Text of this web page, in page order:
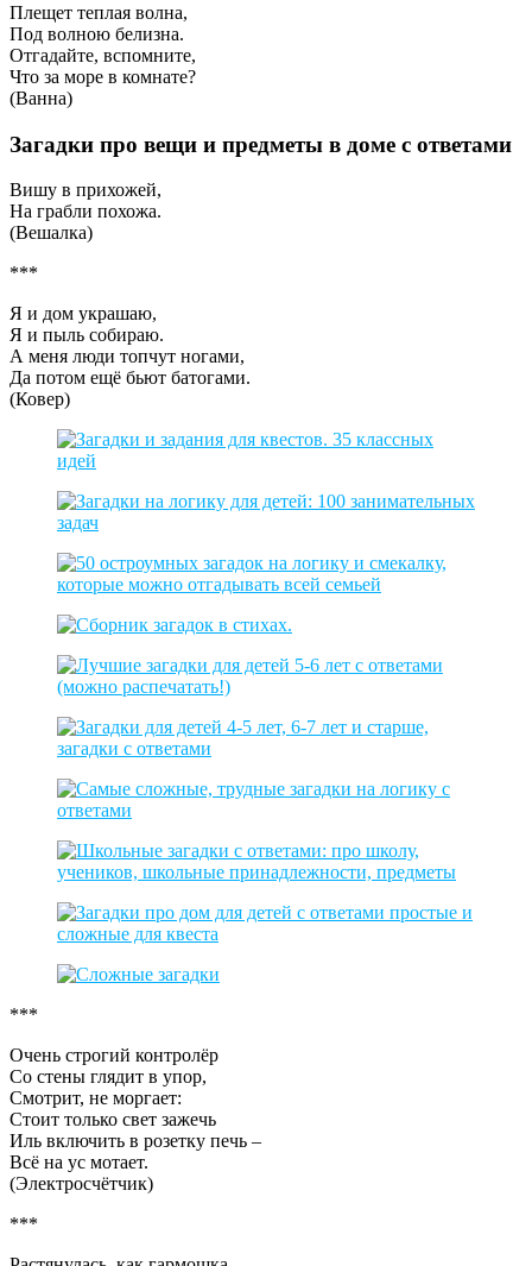
Плещет теплая волна,
Под волною белизна.
Отгадайте, вспомните,
Что за море в комнате?
(Ванна)
Загадки про вещи и предметы в доме с ответами
Вишу в прихожей,
На грабли похожа.
(Вешалка)
***
Я и дом украшаю,
Я и пыль собираю.
А меня люди топчут ногами,
Да потом ещё бьют батогами.
(Ковер)
***
Очень строгий контролёр
Со стены глядит в упор,
Смотрит, не моргает:
Стоит только свет зажечь
Иль включить в розетку печь –
Всё на ус мотает.
(Электросчётчик)
***